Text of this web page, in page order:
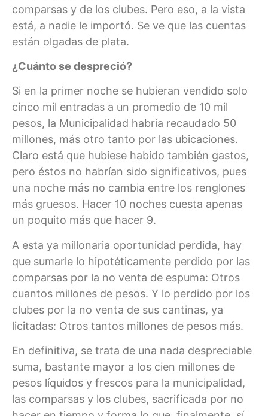
comparsas y de los clubes. Pero eso, a la vista
está, a nadie le importó. Se ve que las cuentas
están olgadas de plata.
¿Cuánto se despreció?
Si en la primer noche se hubieran vendido solo
cinco mil entradas a un promedio de 10 mil
pesos, la Municipalidad habría recaudado 50
millones, más otro tanto por las ubicaciones.
Claro está que hubiese habido también gastos,
pero éstos no habrían sido significativos, pues
una noche más no cambia entre los renglones
más gruesos. Hacer 10 noches cuesta apenas
un poquito más que hacer 9.
A esta ya millonaria oportunidad perdida, hay
que sumarle lo hipotéticamente perdido por las
comparsas por la no venta de espuma: Otros
cuantos millones de pesos. Y lo perdido por los
clubes por la no venta de sus cantinas, ya
licitadas: Otros tantos millones de pesos más.
En definitiva, se trata de una nada despreciable
suma, bastante mayor a los cien millones de
pesos líquidos y frescos para la municipalidad,
las comparsas y los clubes, sacrificada por no